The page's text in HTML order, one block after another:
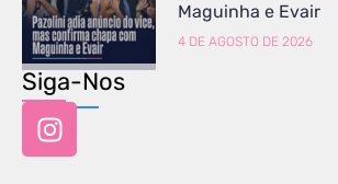
Maguinha e Evair
4 DE AGOSTO DE 2026
Siga-Nos